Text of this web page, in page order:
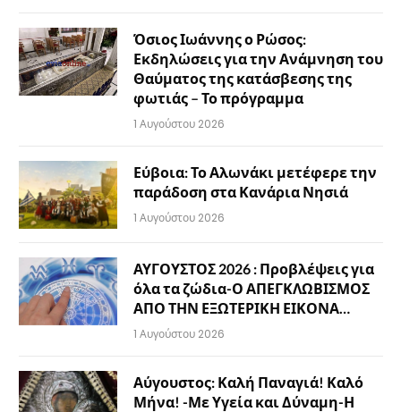
Όσιος Ιωάννης ο Ρώσος:
Εκδηλώσεις για την Ανάμνηση του
Θαύματος της κατάσβεσης της
φωτιάς – Το πρόγραμμα
1 Αυγούστου 2026
Εύβοια: Το Αλωνάκι μετέφερε την
παράδοση στα Κανάρια Νησιά
1 Αυγούστου 2026
ΑΥΓΟΥΣΤΟΣ 2026 : Προβλέψεις για
όλα τα ζώδια-Ο ΑΠΕΓΚΛΩΒΙΣΜΟΣ
ΑΠΟ ΤΗΝ ΕΞΩΤΕΡΙΚΗ ΕΙΚΟΝΑ…
1 Αυγούστου 2026
Αύγουστος: Καλή Παναγιά! Καλό
Μήνα! -Με Υγεία και Δύναμη-Η